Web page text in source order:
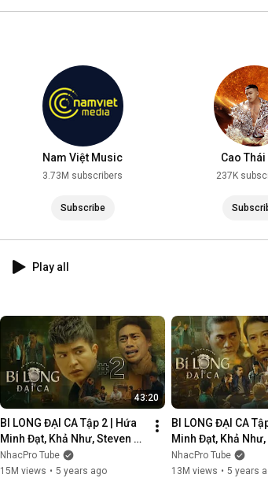
Nam Việt Music
3.73M subscribers
Subscribe
Cao Thái
237K
Play all
43:20
BI LONG ĐẠI CA Tập 2 | Hứa
Minh Đạt, Khả Như, Steven
Nguyễn, Lợi Trần |
Webdrama Yang Hồ 2021
NhacPro Tube
15M views • 5 years ago
BI LONG ĐẠI CA
Minh Đạt, Khả Như,
Nguyễn, Lợi Trần |
Webdrama Yang
NhacPro Tube
13M views • 5 years